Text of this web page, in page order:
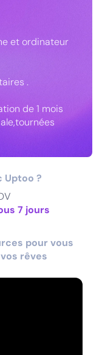
et ordinateur
.
de 1 mois
Uptoo ?
7 jours
pour vous
rêves